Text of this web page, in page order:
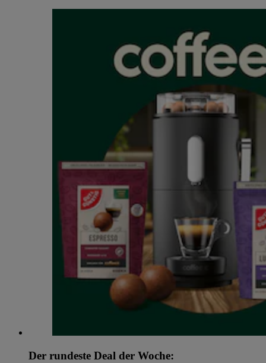
Der rundeste Deal der Woche: